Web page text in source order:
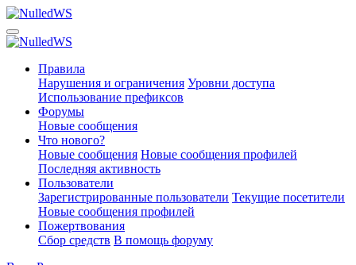
Правила
Нарушения и ограничения Уровни доступа
Использование префиксов
Форумы
Новые сообщения
Что нового?
Новые сообщения Новые сообщения профилей
Последняя активность
Пользователи
Зарегистрированные пользователи Текущие посетители
Новые сообщения профилей
Пожертвования
Сбор средств В помощь форуму